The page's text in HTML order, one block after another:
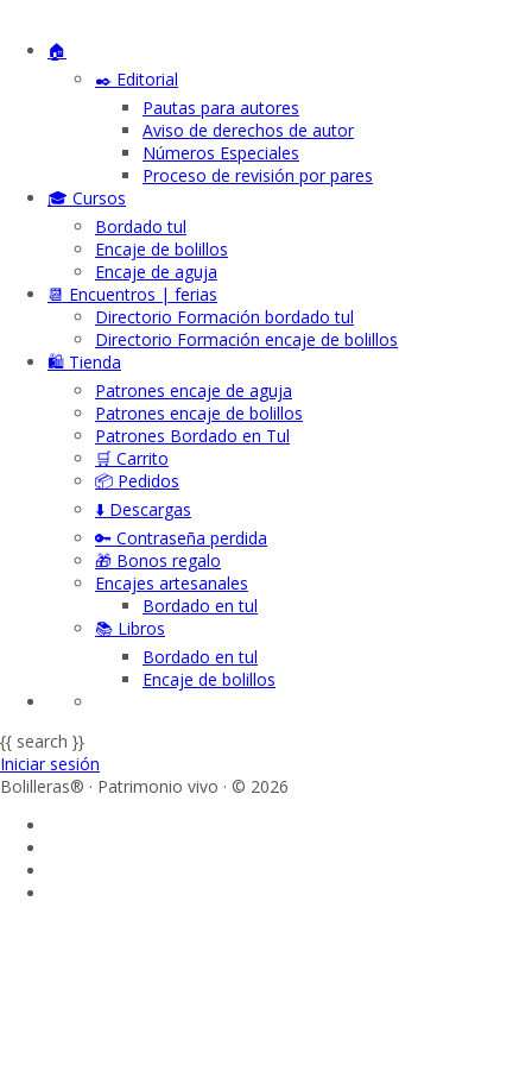
🏠
✒️ Editorial
Pautas para autores
Aviso de derechos de autor
Números Especiales
Proceso de revisión por pares
🎓 Cursos
Bordado tul
Encaje de bolillos
Encaje de aguja
📆 Encuentros | ferias
Directorio Formación bordado tul
Directorio Formación encaje de bolillos
🛍️ Tienda
Patrones encaje de aguja
Patrones encaje de bolillos
Patrones Bordado en Tul
🛒 Carrito
📦 Pedidos
⬇️ Descargas
🔑 Contraseña perdida
🎁 Bonos regalo
Encajes artesanales
Bordado en tul
📚 Libros
Bordado en tul
Encaje de bolillos
{{ search }}
Iniciar sesión
Bolilleras® · Patrimonio vivo · © 2026